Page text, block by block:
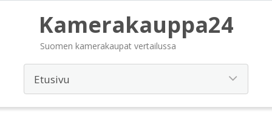
Kamerakauppa24
Suomen kamerakaupat vertailussa